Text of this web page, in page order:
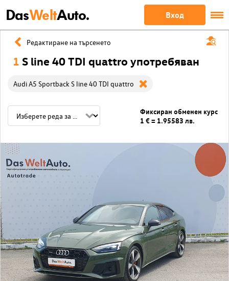
DasWeltAuto. Вход
Редактиране на търсенето
1 S line 40 TDI quattro употребяван
Audi A5 Sportback S line 40 TDI quattro
Фиксиран обменен курс
1 € = 1.95583 лв.